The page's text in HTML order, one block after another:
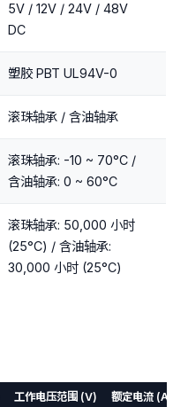
5V / 12V / 24V / 48V
DC
塑胶 PBT UL94V-0
滚珠轴承 / 含油轴承
滚珠轴承: -10 ~ 70°C /
含油轴承: 0 ~ 60°C
滚珠轴承: 50,000 小时
(25°C) / 含油轴承:
30,000 小时 (25°C)
工作电压范围 (V) 额定电流 (A)